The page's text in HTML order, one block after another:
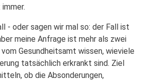
- oder sagen wir mal so: der Fall ist
meine Anfrage ist mehr als zwei
Gesundheitsamt wissen, wieviele
tatsächlich erkrankt sind. Ziel
ob die Absonderungen,